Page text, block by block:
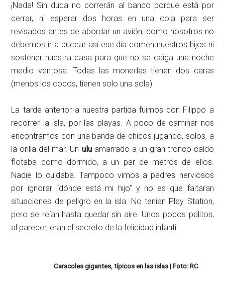
¡Nada! Sin duda no correrán al banco porque está por
cerrar, ni esperar dos horas en una cola para ser
revisados antes de abordar un avión, como nosotros no
debemos ir a bucear así ese día comen nuestros hijos ni
sostener nuestra casa para que no se caiga una noche
medio ventosa. Todas las monedas tienen dos caras
(menos los cocos, tienen solo una sola)
La tarde anterior a nuestra partida fuimos con Filippo a
recorrer la isla, por las playas. A poco de caminar nos
encontramos con una banda de chicos jugando, solos, a
la orilla del mar. Un uluamarrado a un gran tronco caído
flotaba como dormido, a un par de metros de ellos.
Nadie lo cuidaba. Tampoco vimos a padres nerviosos
por ignorar “dónde está mi hijo” y no es que faltaran
situaciones de peligro en la isla. No tenían Play Station,
pero se reían hasta quedar sin aire. Unos pocos palitos,
al parecer, eran el secreto de la felicidad infantil.
Caracoles gigantes, típicos en las islas | Foto: RC